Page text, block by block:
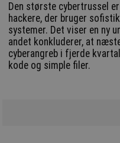
Den største cybertrussel
hackere, der bruger
systemer. Det viser en ny
andet konkluderer, at
cyberangreb i fjerde
kode og simple filer.